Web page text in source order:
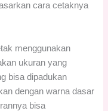
cara cetaknya
menggunakan
ukuran yang
bisa dipadukan
dengan warna dasar
bisa